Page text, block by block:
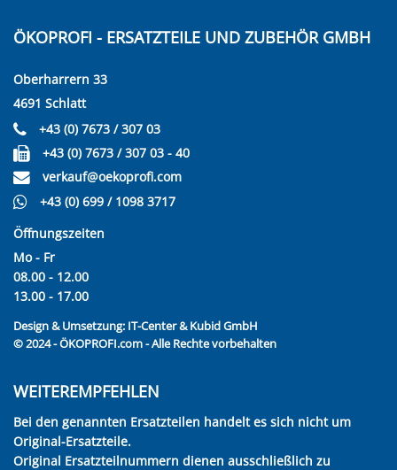
ÖKOPROFI - ERSATZTEILE UND ZUBEHÖR GMBH
Oberharrern 33
4691 Schlatt
+43 (0) 7673 / 307 03
+43 (0) 7673 / 307 03 - 40
verkauf@oekoprofi.com
+43 (0) 699 / 1098 3717
Öffnungszeiten
Mo - Fr
08.00 - 12.00
13.00 - 17.00
Design & Umsetzung: IT-Center & Kubid GmbH
© 2024 - ÖKOPROFI.com - Alle Rechte vorbehalten
WEITEREMPFEHLEN
Bei den genannten Ersatzteilen handelt es sich nicht um
Original-Ersatzteile.
Original Ersatzteilnummern dienen ausschließlich zu